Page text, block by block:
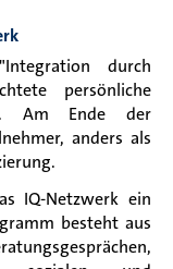
durch
persönliche
Am Ende der
anders als
IQ-Netzwerk ein
besteht aus